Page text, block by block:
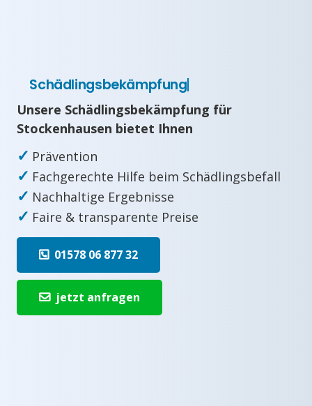
Schädlingsbekämpfung
Unsere Schädlingsbekämpfung für
Stockenhausen bietet Ihnen
✓ Prävention
✓ Fachgerechte Hilfe beim Schädlingsbefall
✓ Nachhaltige Ergebnisse
✓ Faire & transparente Preise
01578 06 877 32
jetzt anfragen